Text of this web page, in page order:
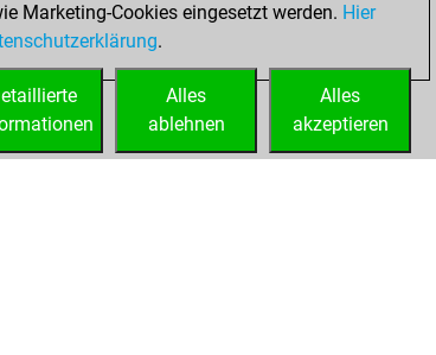
Marketing-Cookies eingesetzt werden. Hier
.
Alles
akzeptieren
Alles
ablehnen